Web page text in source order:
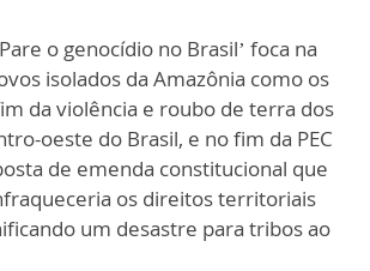
o genocídio no Brasil’ foca na
isolados da Amazônia como os
da violência e roubo de terra dos
oeste do Brasil, e no fim da PEC
de emenda constitucional que
os direitos territoriais
um desastre para tribos ao